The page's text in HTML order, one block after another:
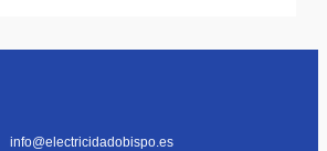
info@electricidadobispo.es